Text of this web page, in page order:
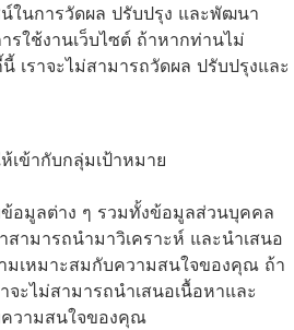
ในการวัดผล ปรับปรุง และพัฒนา
ใช้งานเว็บไซต์ ถ้าหากท่านไม่
เราจะไม่สามารถวัดผล ปรับปรุงและ
เข้ากับกลุ่มเป้าหมาย
ข้อมูลต่าง ๆ รวมทั้งข้อมูลส่วนบุคคล
สามารถนำมาวิเคราะห์ และนำเสนอ
มเหมาะสมกับความสนใจของคุณ ถ้า
ะไม่สามารถนำเสนอเนื้อหาและ
วามสนใจของคุณ